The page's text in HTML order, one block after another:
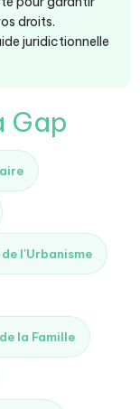
droits.
juridictionnelle
Gap
l'Urbanisme
la Famille